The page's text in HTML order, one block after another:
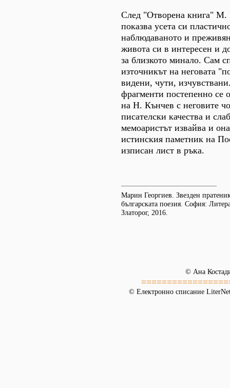
След "Отворена книга" М.
показва усета си
наблюдаваното и
живота си в интересен и
за близкото минало. Сам
източникът на неговата
видени, чути,
фрагменти постепенно се
на Н. Кънчев с неговите
писателски качества и
мемоаристът извайва и
истинския паметник на
изписан лист в ръка.
Марин Георгиев. Звезден
българската поезия. София:
Златорог, 2016.
© Ана
© Електронно списание